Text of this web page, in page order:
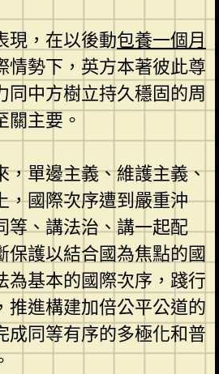
現，在以後動包養一個月
情勢下，英方本著彼此尊
同中方樹立持久穩固的周
關主要。
，單邊主義、維護主義、
，國際次序遭到嚴重沖
等、講法治、講一起配
保護以結合國為焦點的國
為基本的國際次序，踐行
推進構建加倍公平公道的
成同等有序的多極化和普